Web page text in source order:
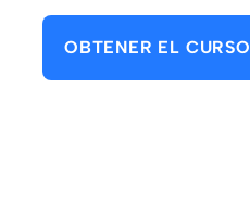
OBTENER EL CURSO